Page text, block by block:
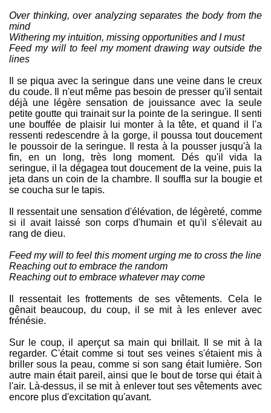
Over thinking, over analyzing separates the body from the
mind
Withering my intuition, missing opportunities and I must
Feed my will to feel my moment drawing way outside the
lines
Il se piqua avec la seringue dans une veine dans le creux
du coude. Il n'eut même pas besoin de presser qu'il sentait
déjà une légère sensation de jouissance avec la seule
petite goutte qui trainait sur la pointe de la seringue. Il senti
une bouffée de plaisir lui monter à la tête, et quand il l'a
ressenti redescendre à la gorge, il poussa tout doucement
le poussoir de la seringue. Il resta à la pousser jusqu'à la
fin, en un long, très long moment. Dés qu'il vida la
seringue, il la dégagea tout doucement de la veine, puis la
jeta dans un coin de la chambre. Il souffla sur la bougie et
se coucha sur le tapis.
Il ressentait une sensation d'élévation, de légèreté, comme
si il avait laissé son corps d'humain et qu'il s'élevait au
rang de dieu.
Feed my will to feel this moment urging me to cross the line
Reaching out to embrace the random
Reaching out to embrace whatever may come
Il ressentait les frottements de ses vêtements. Cela le
gênait beaucoup, du coup, il se mit à les enlever avec
frénésie.
Sur le coup, il aperçut sa main qui brillait. Il se mit à la
regarder. C'était comme si tout ses veines s'étaient mis à
briller sous la peau, comme si son sang était lumière. Son
autre main était pareil, ainsi que le bout de torse qui était à
l'air. Là-dessus, il se mit à enlever tout ses vêtements avec
encore plus d'excitation qu'avant.